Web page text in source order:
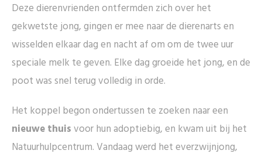
Deze dierenvrienden ontfermden zich over het
gekwetste jong, gingen er mee naar de dierenarts en
wisselden elkaar dag en nacht af om om de twee uur
speciale melk te geven. Elke dag groeide het jong, en de
poot was snel terug volledig in orde.
Het koppel begon ondertussen te zoeken naar een
nieuwe thuisvoor hun adoptiebig, en kwam uit bij het
Natuurhulpcentrum. Vandaag werd het everzwijnjong,